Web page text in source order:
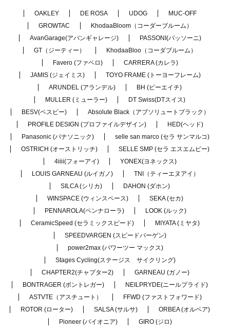
OAKLEY DE ROSA UDOG
MUC-OFF
GROWTAC
KhodaaBloom（コーダーブルーム）
AvanGarage(アバンギャレージ)
PASSONI(パッソーニ)
GT（ジーティー）
KhodaaBloo（コーダブルーム）
Favero (ファベロ)
CARRERA (カレラ)
JAMIS (ジェイミス)
TOYO FRAME (トーヨーフレーム)
ARUNDEL (アランデル)
BH (ビーエイチ)
MULLER (ミューラー)
DT Swiss(DTスイス)
BESV(ベスビー)
Absolute Black（アブソリュートブラック）
PROFILE DESIGN (プロファイルデザイン)
HED(ヘッド)
Panasonic (パナソニック)
selle san marco (セラ サンマルコ)
OSTRICH (オーストリッチ)
SELLE SMP (セラ エスエムピー)
4iiii(フォーアイ)
YONEX(ヨネックス)
LOUIS GARNEAU (ルイガノ)
TNI（ティーエヌアイ）
SILCA (シリカ)
DAHON (ダホン)
WINSPACE (ウィンスペース)
SEKA (セカ)
PENNAROLA(ペンナローラ)
LOOK (ルック)
CeramicSpeed (セラミックスピード)
MIYATA (ミヤタ)
SPEEDVARGEN (スピードバーゲン)
power2max (パワーツー マックス)
Stages Cycling(ステージス サイクリング)
CHAPTER2(チャプター2)
GARNEAU (ガノー)
BONTRAGER (ボントレガー)
NEILPRYDE(ニールプライド)
ASTVTE（アスチュート）
FFWD (ファストフォワード)
ROTOR (ローター)
SALSA (サルサ)
ORBEA (オルベア)
Pioneer (パイオニア)
GIRO (ジロ)